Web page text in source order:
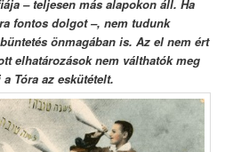
– teljesen más alapokon áll. Ha
fontos dolgot –, nem tudunk
önmagában is. Az el nem ért
elhatározások nem válthatók meg
Tóra az eskütételt.